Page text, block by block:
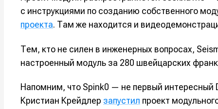
Нажимая на
обработки
Нажимая на
обработки
Нажимая на
обработки
Нажимая на
обработки
с инструкциями по созданию собственного
проекта. Там же находится и
Тем, кто не силен в инженерных вопросах,
настроенный модуль за 280 швейцарских
Напомним, что Spink0 — не первый интересный
Кристиан Крейдлер запустил проект